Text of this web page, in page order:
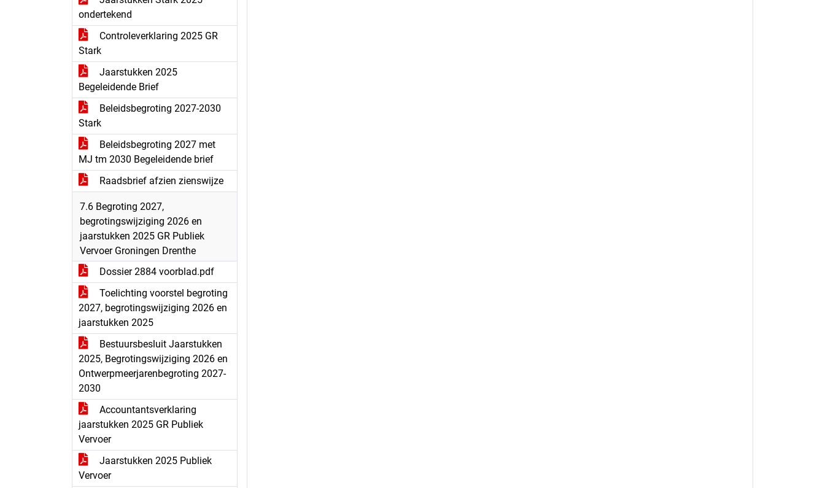
ondertekend
Controleverklaring 2025 GR
Stark
Jaarstukken 2025
Begeleidende Brief
Beleidsbegroting 2027-2030
Stark
Beleidsbegroting 2027 met
MJ tm 2030 Begeleidende brief
Raadsbrief afzien zienswijze
7.6 Begroting 2027,
begrotingswijziging 2026 en
jaarstukken 2025 GR Publiek
Vervoer Groningen Drenthe
Dossier 2884 voorblad.pdf
Toelichting voorstel begroting
2027, begrotingswijziging 2026 en
jaarstukken 2025
Bestuursbesluit Jaarstukken
2025, Begrotingswijziging 2026 en
Ontwerpmeerjarenbegroting 2027-
2030
Accountantsverklaring
jaarstukken 2025 GR Publiek
Vervoer
Jaarstukken 2025 Publiek
Vervoer